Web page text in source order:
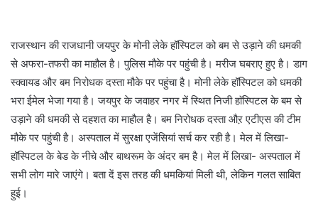
राजस्थान की राजधानी जयपुर के मोनी लेके हॉस्पिटल को बम से उड़ाने की धमकी
से अफरा-तफरी का माहौल है। पुलिस मौके पर पहुंची है। मरीज घबराए हुए है। डाग
स्क्वायड और बम निरोधक दस्ता मौके पर पहुंचा है। मोनी लेके हॉस्पिटल को धमकी
भरा ईमेल भेजा गया है। जयपुर के जवाहर नगर में स्थित निजी हाॅस्पिटल के बम से
उड़ाने की धमकी से दहशत का माहौल है। बम निरोधक दस्ता औऱ एटीएस की टीम
मौके पर पहुंची है। अस्पताल में सुरक्षा एजेंसियां सर्च कर रही है। मेल में लिखा-
हॉस्पिटल के बेड के नीचे और बाथरूम के अंदर बम है। मेल में लिखा- अस्पताल में
सभी लोग मारे जाएंगे। बता दें इस तरह की धमकियां मिली थी, लेकिन गलत साबित
हुई।